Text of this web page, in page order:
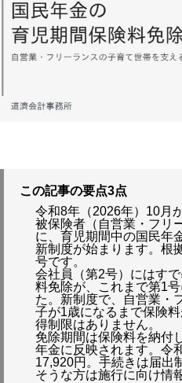
この記事の要点3点
令和8年（2026年）10月
被保険者（自営業・フリ
に、育児期間中の国民年
新制度が始まります。根
号です。
会社員（第2号）にはす
料免除が、これまで第1
た。新制度で、自営業・
子が1歳になるまで保険
得制限はありません。
免除期間は保険料を納付
年金に反映されます。令
17,920円。手続きは届出
そうな方は施行に向け情